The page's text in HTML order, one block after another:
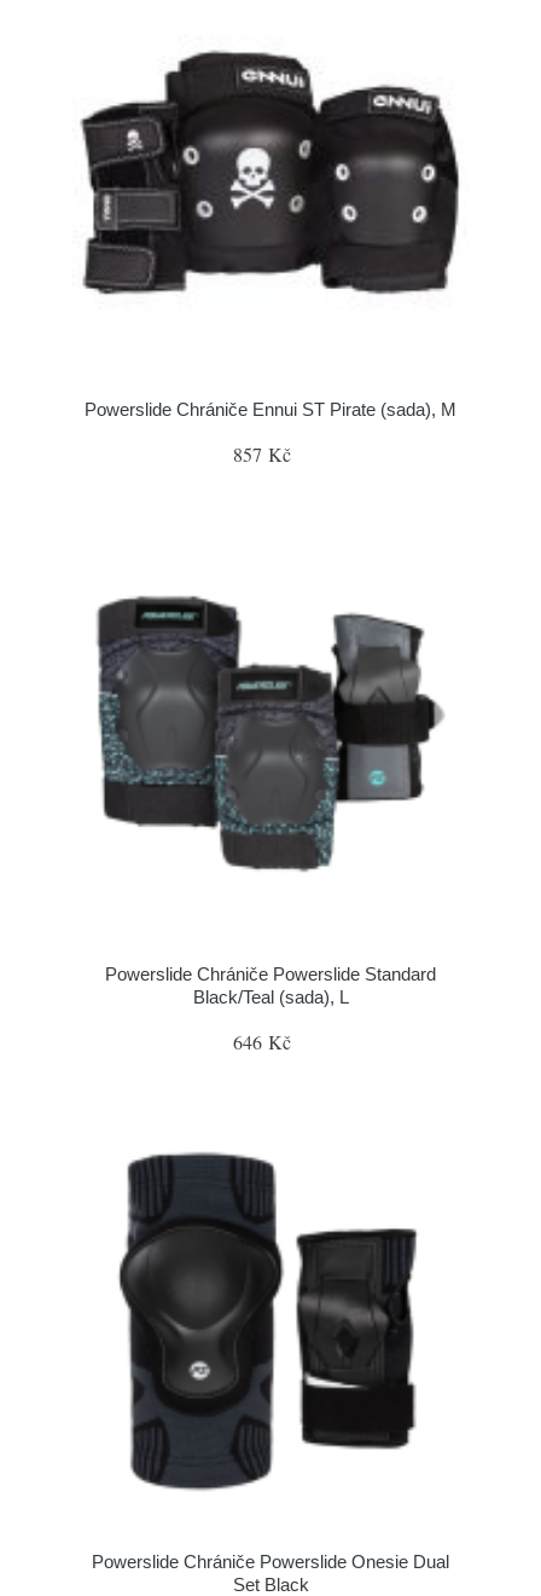
Powerslide Chrániče Ennui ST Pirate (sada), M
857 Kč
Powerslide Chrániče Powerslide Standard
Black/Teal (sada), L
646 Kč
Powerslide Chrániče Powerslide Onesie Dual
Set Black